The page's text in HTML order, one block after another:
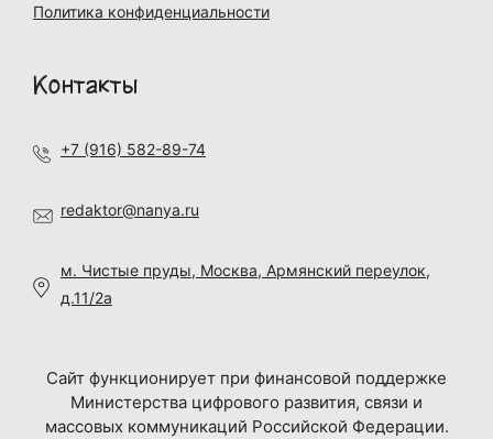
Политика конфиденциальности
Контакты
+7 (916) 582-89-74
redaktor@nanya.ru
м. Чистые пруды, Москва, Армянский переулок,
д.11/2а
Сайт функционирует при финансовой поддержке
Министерства цифрового развития, связи и
массовых коммуникаций Российской Федерации.